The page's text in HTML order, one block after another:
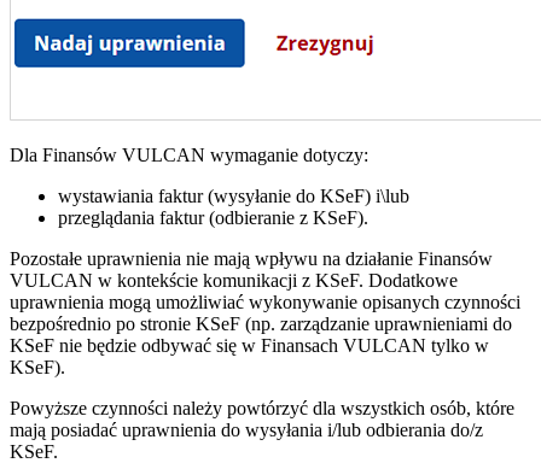
Dla Finansów VULCAN wymaganie dotyczy:
wystawiania faktur (wysyłanie do KSeF) i\lub
przeglądania faktur (odbieranie z KSeF).
Pozostałe uprawnienia nie mają wpływu na działanie Finansów
VULCAN w kontekście komunikacji z KSeF. Dodatkowe
uprawnienia mogą umożliwiać wykonywanie opisanych czynności
bezpośrednio po stronie KSeF (np. zarządzanie uprawnieniami do
KSeF nie będzie odbywać się w Finansach VULCAN tylko w
KSeF).
Powyższe czynności należy powtórzyć dla wszystkich osób, które
mają posiadać uprawnienia do wysyłania i/lub odbierania do/z
KSeF.